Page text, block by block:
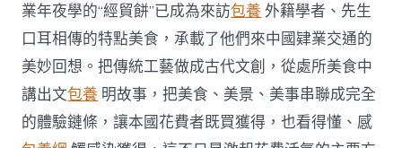
業年夜學的“經貿餅”已成為來訪包養 外籍學者、先生
口耳相傳的特點美食，承載了他們來中國肄業交通的
美妙回想。把傳統工藝做成古代文創，從處所美食中
講出文包養 明故事，把美食、美景、美事串聯成完全
的體驗鏈條，讓本國花費者既買獲得，也看得懂、感